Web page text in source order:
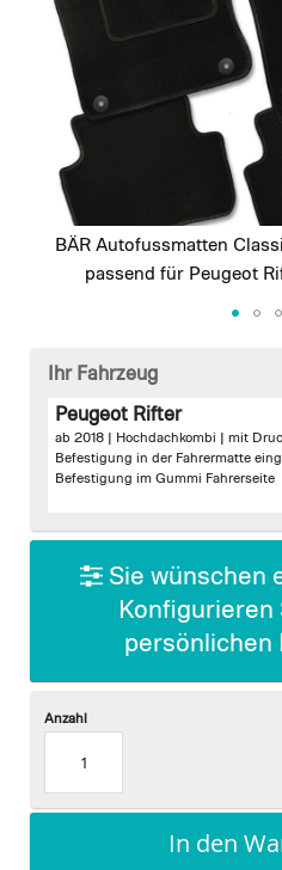
gallery
BÄR Autofussmatten
passend für Peugeot
beginning
gallery
Ihr Fahrzeug
Peugeot Rifter
ab 2018 | Hochdachkombi | mit
Befestigung in der Fahrermatte
Befestigung im Gummi Fahrerseite
Sie wünschen
Konfigurieren
persönlichen
Anzahl
In den